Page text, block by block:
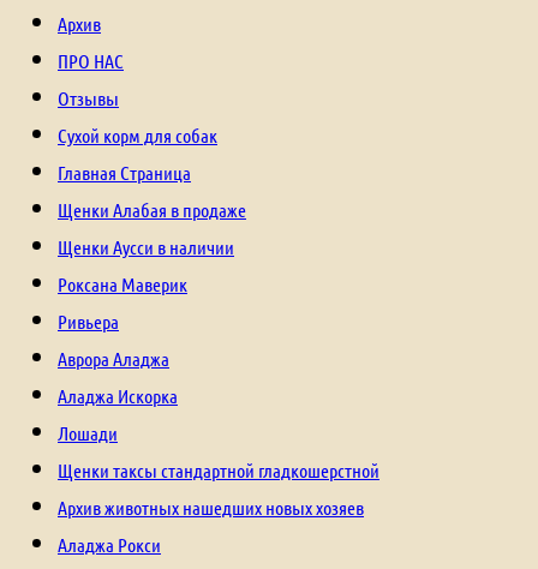
Архив
ПРО НАС
Отзывы
Сухой корм для собак
Главная Страница
Щенки Алабая в продаже
Щенки Аусси в наличии
Роксана Маверик
Ривьера
Аврора Аладжа
Аладжа Искорка
Лошади
Щенки таксы стандартной гладкошерстной
Архив животных нашедших новых хозяев
Аладжа Рокси